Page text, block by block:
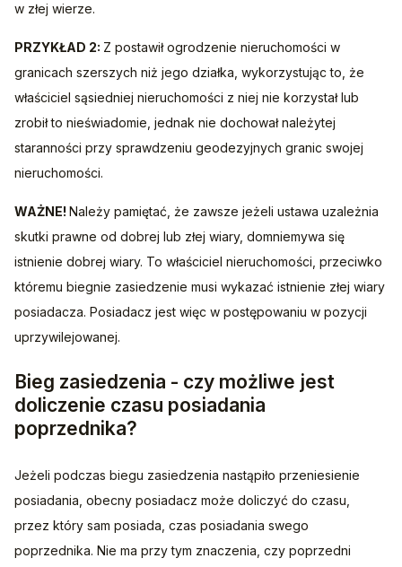
w złej wierze.
PRZYKŁAD 2: Z postawił ogrodzenie nieruchomości w
granicach szerszych niż jego działka, wykorzystując to, że
właściciel sąsiedniej nieruchomości z niej nie korzystał lub
zrobił to nieświadomie, jednak nie dochował należytej
staranności przy sprawdzeniu geodezyjnych granic swojej
nieruchomości.
WAŻNE! Należy pamiętać, że zawsze jeżeli ustawa uzależnia
skutki prawne od dobrej lub złej wiary, domniemywa się
istnienie dobrej wiary. To właściciel nieruchomości, przeciwko
któremu biegnie zasiedzenie musi wykazać istnienie złej wiary
posiadacza. Posiadacz jest więc w postępowaniu w pozycji
uprzywilejowanej.
Bieg zasiedzenia - czy możliwe jest
doliczenie czasu posiadania
poprzednika?
Jeżeli podczas biegu zasiedzenia nastąpiło przeniesienie
posiadania, obecny posiadacz może doliczyć do czasu,
przez który sam posiada, czas posiadania swego
poprzednika. Nie ma przy tym znaczenia, czy poprzedni